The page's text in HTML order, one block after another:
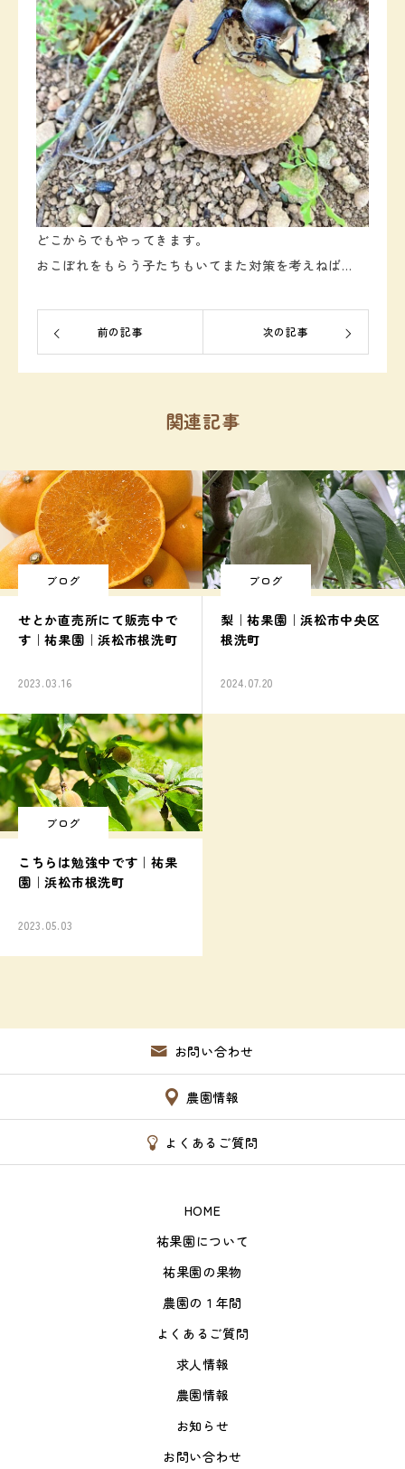
どこからでもやってきます。
おこぼれをもらう子たちもいてまた対策を考えねば…
前の記事 次の記事
関連記事
ブログ
せとか直売所にて販売中で
す｜祐果園｜浜松市根洗町
2023.03.16
ブログ
梨｜祐果園｜浜松市中央区
根洗町
2024.07.20
ブログ
こちらは勉強中です｜祐果
園｜浜松市根洗町
2023.05.03
お問い合わせ
農園情報
よくあるご質問
HOME
祐果園について
祐果園の果物
農園の１年間
よくあるご質問
求人情報
農園情報
お知らせ
お問い合わせ